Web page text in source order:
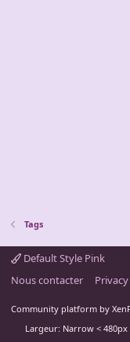
Tags
Default Style Pink
Nous contacter
Community platform by
Largeur